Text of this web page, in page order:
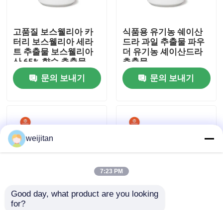
공장 여행
품질 관리
인용문을 요구하세요
음료 맛
고품질 보스웰리아 카
터리 보스웰리아 세라
트 추출물 보스웰리아
산 65% 향수 추출물
문의 보내기
식품용 유기농 쉐이산
드라 과일 추출물 파우
더 유기농 셰이산드라
추출물
문의 보내기
천연 순수 보충제 비르
weijitan
7:23 PM
Good day, what product are you looking
for?